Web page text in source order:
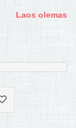
Laos olemas